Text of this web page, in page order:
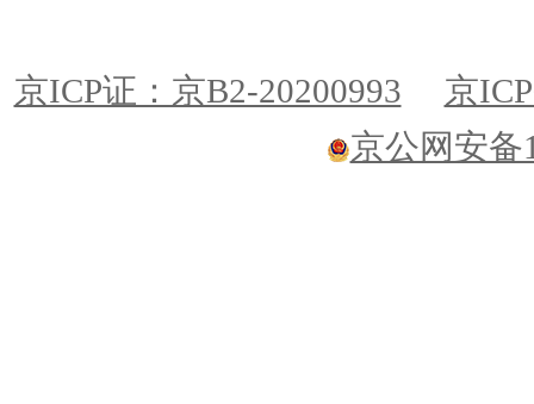
京ICP证：京B2-20200993
京
京公网安备